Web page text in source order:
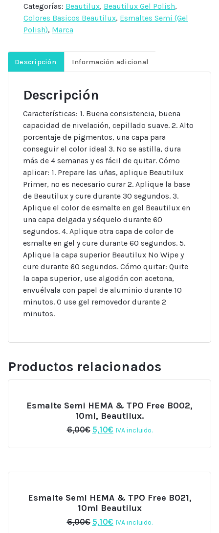
Categorías: Beautilux, Beautilux Gel Polish,
Colores Basicos Beautilux, Esmaltes Semi (Gel
Polish), Marca
Descripción Información adicional
Descripción
Características: 1. Buena consistencia, buena
capacidad de nivelación, cepillado suave. 2. Alto
porcentaje de pigmentos, una capa para
conseguir el color ideal 3. No se astilla, dura
más de 4 semanas y es fácil de quitar. Cómo
aplicar: 1. Prepare las uñas, aplique Beautilux
Primer, no es necesario curar 2. Aplique la base
de Beautilux y cure durante 30 segundos. 3.
Aplique el color de esmalte en gel Beautilux en
una capa delgada y séquelo durante 60
segundos. 4. Aplique otra capa de color de
esmalte en gel y cure durante 60 segundos. 5.
Aplique la capa superior Beautilux No Wipe y
cure durante 60 segundos. Cómo quitar: Quite
la capa superior, use algodón con acetona,
envuélvala con papel de aluminio durante 10
minutos. O use gel removedor durante 2
minutos.
Productos relacionados
Esmalte Semi HEMA & TPO Free B002,
10ml, Beautilux.
6,00€ El
original
5,10€El
actual
IVA incluido.
Esmalte Semi HEMA & TPO Free B021,
10ml Beautilux
6,00€ El
5,10€ElIVA incluido.